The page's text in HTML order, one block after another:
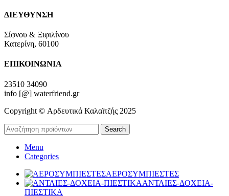
ΔΙΕΥΘΥΝΣΗ
Σίφνου & Ξιφιλίνου
Κατερίνη, 60100
ΕΠΙΚΟΙΝΩΝΙΑ
23510 34090
info [@] waterfriend.gr
Copyright © Αρδευτικά Καλαϊτζής 2025
Search
Menu
Categories
ΑΕΡΟΣΥΜΠΙΕΣΤΕΣ
ΑΝΤΛΙΕΣ-ΔΟΧΕΙΑ-
ΠΙΕΣΤΙΚΑ